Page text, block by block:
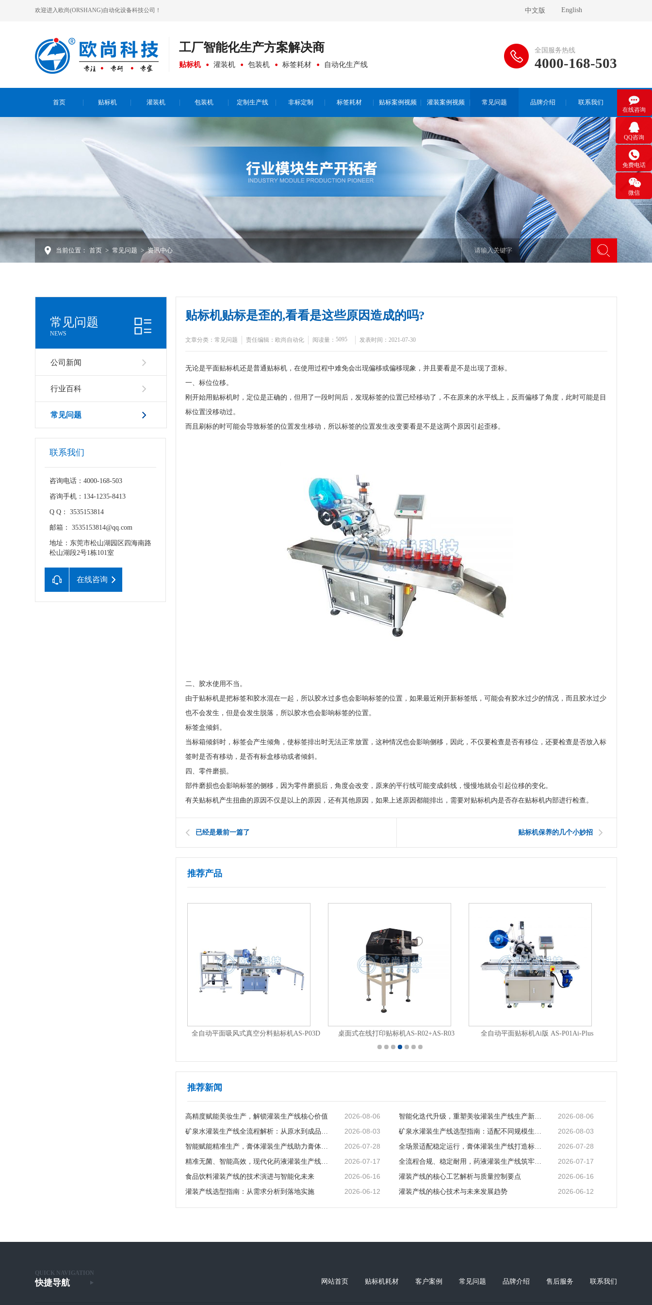
欢迎进入欧尚(ORSHANG)自动化设备科技公司！ 中文版 English
工厂智能化生产方案解决商
贴标机 灌装机 包装机 标签耗材 自动化生产线
全国服务热线
4000-168-503
首页 贴标机 灌装机 包装机 定制生产线 非标定制 标签耗材 贴标案例视频 灌装案例视频 常见问题 品牌介绍 联系我们
当前位置： 首页 > 常见问题 > 资讯中心
常见问题
NEWS
公司新闻
行业百科
常见问题
联系我们
咨询电话：4000-168-503
咨询手机：134-1235-8413
Q Q： 3535153814
邮箱： 3535153814@qq.com
地址：东莞市松山湖园区四海南路
松山湖段2号1栋101室
在线咨询
贴标机贴标是歪的,看看是这些原因造成的吗?
文章分类：常见问题 责任编辑：欧尚自动化 阅读量： 5095 发表时间：2021-07-30
无论是平面贴标机还是普通贴标机，在使用过程中难免会出现偏移或偏移现象，并且要看是不是出现了歪标。
一、标位位移。
刚开始用贴标机时，定位是正确的，但用了一段时间后，发现标签的位置已经移动了，不在原来的水平线上，反而偏移了角度，此时可能是目
标位置没移动过。
而且刷标的时可能会导致标签的位置发生移动，所以标签的位置发生改变要看是不是这两个原因引起歪移。
二、胶水使用不当。
由于贴标机是把标签和胶水混在一起，所以胶水过多也会影响标签的位置，如果最近刚开新标签纸，可能会有胶水过少的情况，而且胶水过少
也不会发生，但是会发生脱落，所以胶水也会影响标签的位置。
标签盒倾斜。
当标箱倾斜时，标签会产生倾角，使标签排出时无法正常放置，这种情况也会影响侧移，因此，不仅要检查是否有移位，还要检查是否放入标
签时是否有移动，是否有标盒移动或者倾斜。
四、零件磨损。
部件磨损也会影响标签的侧移，因为零件磨损后，角度会改变，原来的平行线可能变成斜线，慢慢地就会引起位移的变化。
有关贴标机产生扭曲的原因不仅是以上的原因，还有其他原因，如果上述原因都能排出，需要对贴标机内是否存在贴标机内部进行检查。
已经是最前一篇了 贴标机保养的几个小妙招
推荐产品
全自动平面分页贴标机AS-P02 全自动圆瓶贴标机 AS-C01S-A
推荐新闻
高精度赋能美妆生产，解锁灌装生产线核心价值 2026-08-06 智能化迭代升级，重塑美妆灌装生产线生产新范式 2026-08-06
矿泉水灌装生产线全流程解析：从原水到成品的品质守护 2026-08-03 矿泉水灌装生产线选型指南：适配不同规模生产的核心逻辑 2026-08-03
智能赋能精准生产，膏体灌装生产线助力膏体行业提质增效 2026-07-28 全场景适配稳定运行，膏体灌装生产线打造标准化灌装新体系 2026-07-28
精准无菌、智能高效，现代化药液灌装生产线赋能制药行业升级 2026-07-17 全流程合规、稳定耐用，药液灌装生产线筑牢药液生产品质防线 2026-07-17
食品饮料灌装产线的技术演进与智能化未来 2026-06-16 灌装产线的核心工艺解析与质量控制要点 2026-06-16
灌装产线选型指南：从需求分析到落地实施 2026-06-12 灌装产线的核心技术与未来发展趋势 2026-06-12
QUICK NAVIGATION
快捷导航 网站首页 贴标机耗材 客户案例 常见问题 品牌介绍 售后服务 联系我们

在线咨询

QQ咨询

免费电话

微信